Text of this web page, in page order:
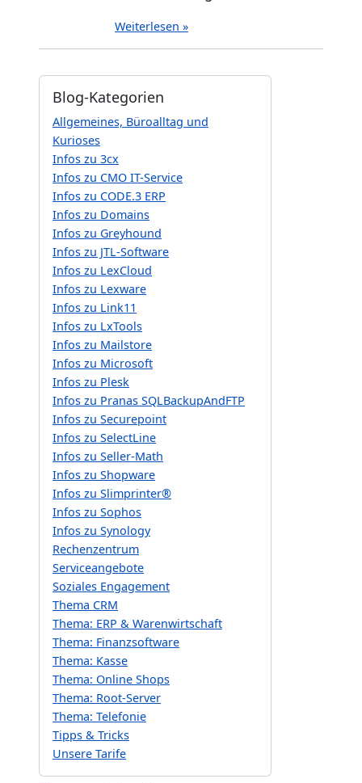
Weiterlesen »
Blog-Kategorien
Allgemeines, Büroalltag und
Kurioses
Infos zu 3cx
Infos zu CMO IT-Service
Infos zu CODE.3 ERP
Infos zu Domains
Infos zu Greyhound
Infos zu JTL-Software
Infos zu LexCloud
Infos zu Lexware
Infos zu Link11
Infos zu LxTools
Infos zu Mailstore
Infos zu Microsoft
Infos zu Plesk
Infos zu Pranas SQLBackupAndFTP
Infos zu Securepoint
Infos zu SelectLine
Infos zu Seller-Math
Infos zu Shopware
Infos zu Slimprinter®
Infos zu Sophos
Infos zu Synology
Rechenzentrum
Serviceangebote
Soziales Engagement
Thema CRM
Thema: ERP & Warenwirtschaft
Thema: Finanzsoftware
Thema: Kasse
Thema: Online Shops
Thema: Root-Server
Thema: Telefonie
Tipps & Tricks
Unsere Tarife